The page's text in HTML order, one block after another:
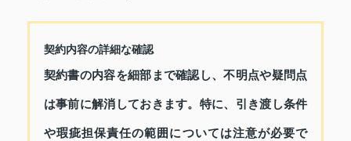
契約内容の詳細な確認
契約書の内容を細部まで確認し、不明点や疑問点
は事前に解消しておきます。特に、引き渡し条件
や瑕疵担保責任の範囲については注意が必要で